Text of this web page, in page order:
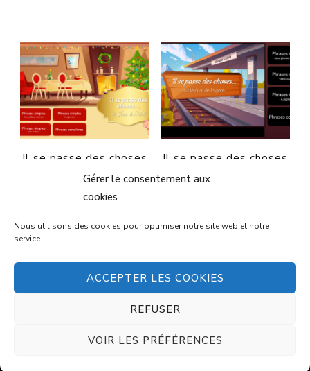
Gérer le consentement aux
cookies
Nous utilisons des cookies pour optimiser notre site web et notre
service.
ACCEPTER LES COOKIES
REFUSER
VOIR LES PRÉFÉRENCES
Il se passe des choses
en hiver…le jour de
Noël
Il se passe des choses
en automne… à la gare
© Copyright 2026 Créations orthophoniques
confidentialité